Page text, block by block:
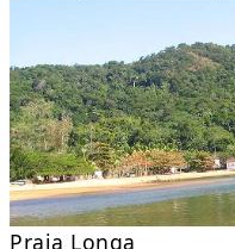
Praia Longa